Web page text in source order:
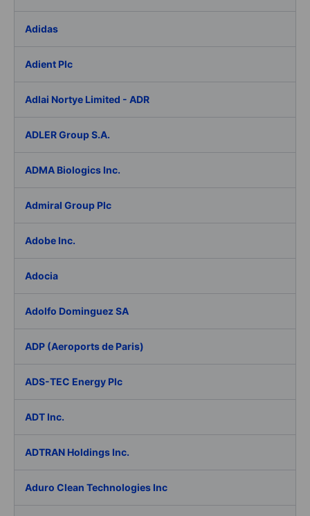
Adidas
Adient Plc
Adlai Nortye Limited - ADR
ADLER Group S.A.
ADMA Biologics Inc.
Admiral Group Plc
Adobe Inc.
Adocia
Adolfo Dominguez SA
ADP (Aeroports de Paris)
ADS-TEC Energy Plc
ADT Inc.
ADTRAN Holdings Inc.
Aduro Clean Technologies Inc